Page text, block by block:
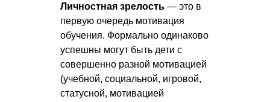
Личностная зрелость — это в
первую очередь мотивация
обучения. Формально одинаково
успешны могут быть дети с
совершенно разной мотивацией
(учебной, социальной, игровой,
статусной, мотивацией